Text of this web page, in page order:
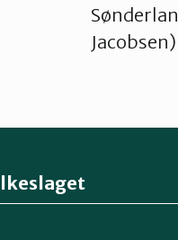
Jacobsen)